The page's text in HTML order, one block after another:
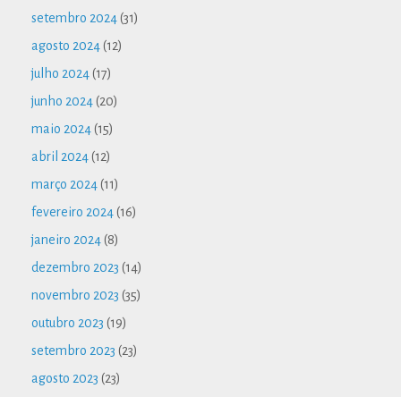
setembro 2024(31)
agosto 2024(12)
julho 2024(17)
junho 2024(20)
maio 2024(15)
abril 2024(12)
março 2024(11)
fevereiro 2024(16)
janeiro 2024(8)
dezembro 2023 (14)
novembro 2023 (35)
outubro 2023 (19)
setembro 2023 (23)
agosto 2023 (23)